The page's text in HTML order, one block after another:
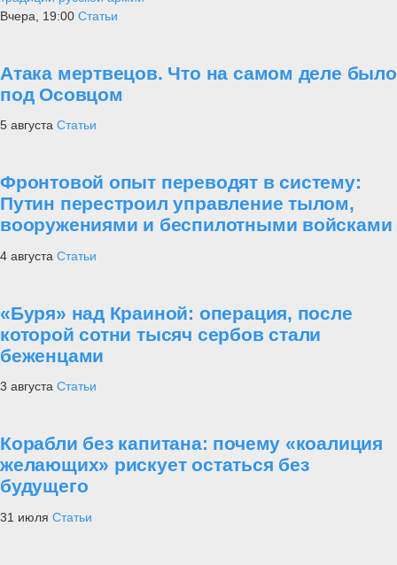
математическим расчетам
2
Оружие афганской войны
Армия
получила боевое знамя нового образца
4
Техника
5
Новости